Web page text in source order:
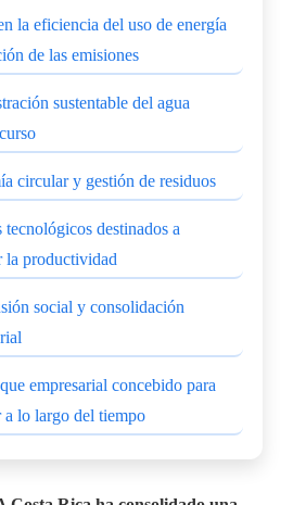
la eficiencia del uso de energía
de las emisiones
sustentable del agua
circular y gestión de residuos
tecnológicos destinados a
la productividad
social y consolidación
empresarial concebido para
a lo largo del tiempo